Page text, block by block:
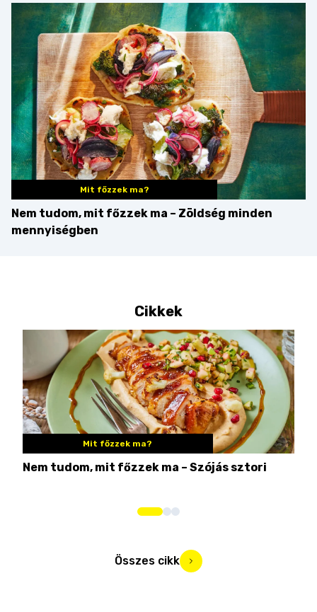
Martini – és mit
érdemes enni mellé?
Mit főzzek ma?
Nem tudom, mit főzzek ma – Zöldség minden
mennyiségben
Cikkek
Mit főzzek ma?
Nem tudom, mit főzzek ma – Szójás sztori
Összes cikk